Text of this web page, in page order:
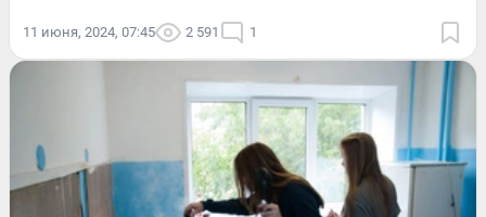
11 июня, 2024, 07:45 2 591 1